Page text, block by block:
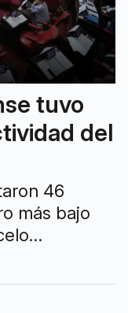
tuvo
del
46
más bajo
con 13